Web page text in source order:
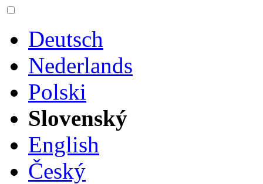
Deutsch
Nederlands
Polski
Slovenský
English
Český